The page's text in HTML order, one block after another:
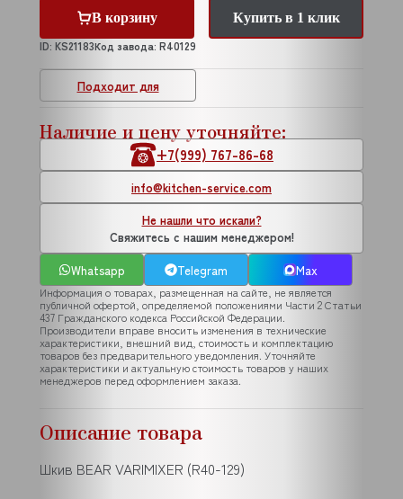
Подходит для
В корзину
Купить в 1 клик
ID: KS21183Код завода: R40129
Наличие и цену уточняйте:
+7(999) 767-86-68
info@kitchen-service.com
Не нашли что искали?
Свяжитесь с нашим менеджером!
Whatsapp
Telegram Max
Информация о товарах, размещенная на сайте, не является
публичной офертой, определяемой положениями Части 2 Статьи
437 Гражданского кодекса Российской Федерации.
Производители вправе вносить изменения в технические
характеристики, внешний вид, стоимость и комплектацию
товаров без предварительного уведомления. Уточняйте
характеристики и актуальную стоимость товаров у наших
менеджеров перед оформлением заказа.
Описание товара
Шкив BEAR VARIMIXER (R40-129)